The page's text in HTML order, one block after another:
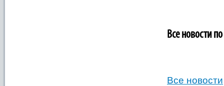
Все новости
Все новости